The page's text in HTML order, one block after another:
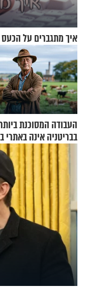
איך מתגברים על
העבודה המסוכנת
בבריטניה אינה באתרי
אלא דווקא בשדות